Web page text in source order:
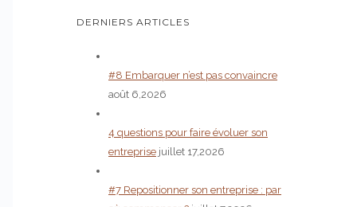
DERNIERS ARTICLES
#8 Embarquer n’est pas convaincre
août 6,2026
4 questions pour faire évoluer son
entreprise juillet 17,2026
#7 Repositionner son entreprise : par